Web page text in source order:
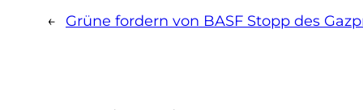
← Grüne fordern von BASF Stopp des